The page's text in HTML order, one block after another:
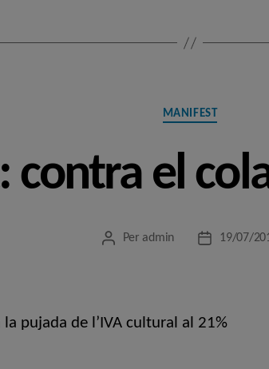
Categories
MANIFEST
contra el
Autor
Per admin
Data19/07/
pujada de l’IVA cultural al 21%